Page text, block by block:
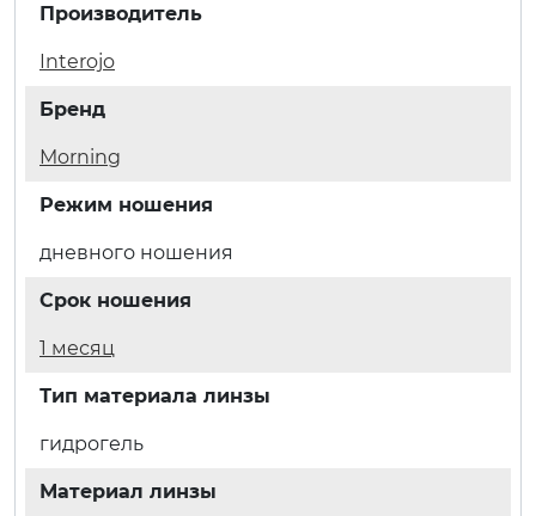
Производитель
Interojo
Бренд
Morning
Режим ношения
дневного ношения
Срок ношения
1 месяц
Тип материала линзы
гидрогель
Материал линзы